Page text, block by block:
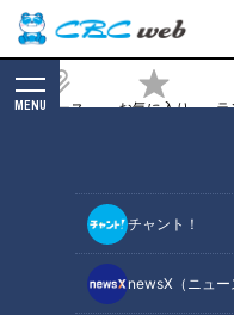
ニュース お気に入り ラ
MENU
チャント！
newsX（ニュー
放題も！愛知発
ー2強が話題！
2025/10/18 06:03